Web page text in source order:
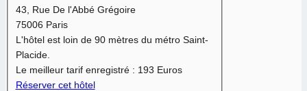
43, Rue De l'Abbé Grégoire
75006 Paris
L'hôtel est loin de 90 mètres du métro Saint-
Placide.
Le meilleur tarif enregistré : 193 Euros
Réserver cet hôtel